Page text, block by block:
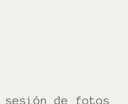
de fotos